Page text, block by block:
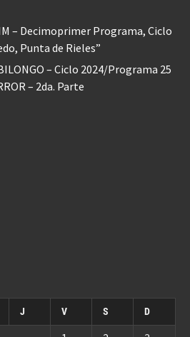
– Decimoprimer Programa, Ciclo
Punta de Rieles”
– Ciclo 2024/Programa 25
– 2da. Parte
J V S D